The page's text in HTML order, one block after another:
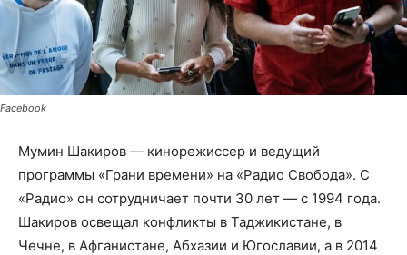
Facebook
Мумин Шакиров — кинорежиссер и ведущий
программы «Грани времени» на «Радио Свобода». С
«Радио» он сотрудничает почти 30 лет — с 1994 года.
Шакиров освещал конфликты в Таджикистане, в
Чечне, в Афганистане, Абхазии и Югославии, а в 2014